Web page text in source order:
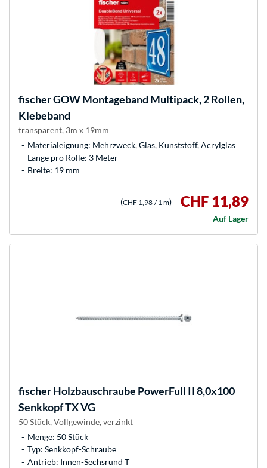
fischerGOW Montageband Multipack, 2 Rollen,
Klebeband
transparent, 3m x 19mm
Materialeignung: Mehrzweck, Glas, Kunststoff, Acrylglas
Länge pro Rolle: 3 Meter
Breite: 19 mm
(CHF 1,98 / 1 m) CHF 11,89
Auf Lager
fischerHolzbauschraube PowerFull II 8,0x100
Senkkopf TX VG
50 Stück, Vollgewinde, verzinkt
Menge: 50 Stück
Typ: Senkkopf-Schraube
Antrieb: Innen-Sechsrund T